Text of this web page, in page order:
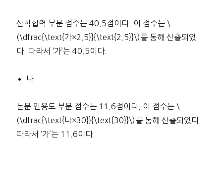
산학협력 부문 점수는 40.5점이다. 이 점수는 \
(\dfrac{\text{가×2.5}}{\text{2.5}}\)를 통해 산출되었
다. 따라서 ‘가’는 40.5이다.
나
논문 인용도 부문 점수는 11.6점이다. 이 점수는 \
(\dfrac{\text{나×30}}{\text{30}}\)를 통해 산출되었다.
따라서 ‘가’는 11.6이다.